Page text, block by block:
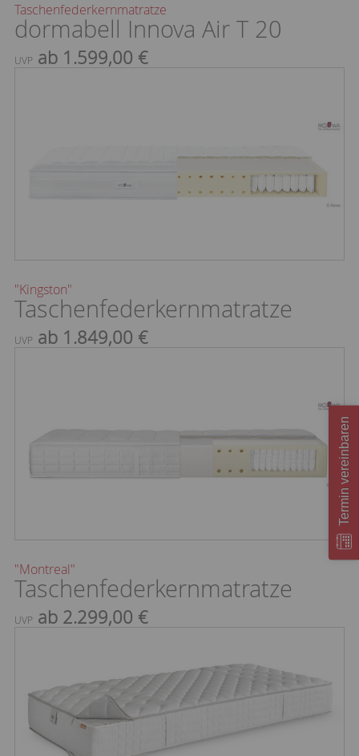
Taschenfederkernmatratze
dormabell Innova Air T 20
UVP ab 1.599,00 €
"Kingston"
Taschenfederkernmatratze
UVP ab 1.849,00 €
"Montreal"
Taschenfederkernmatratze
UVP ab 2.299,00 €
Termin vereinbaren